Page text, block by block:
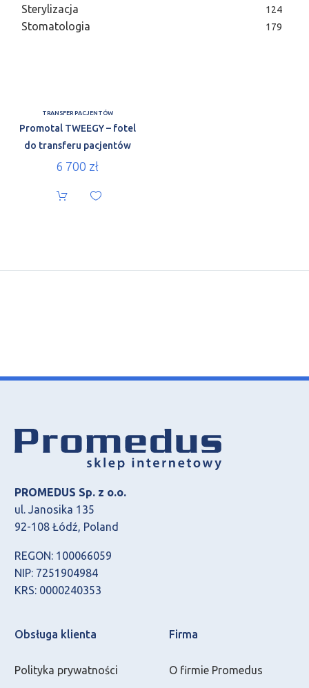
Sterylizacja 124
Stomatologia 179
TRANSFER PACJENTÓW
Promotal TWEEGY – fotel
do transferu pacjentów
6 700 zł
PROMEDUS Sp. z o.o.
ul. Janosika 135
92-108 Łódź, Poland
REGON: 100066059
NIP: 7251904984
KRS: 0000240353
Obsługa klienta
Polityka prywatności
Firma
O firmie Promedus